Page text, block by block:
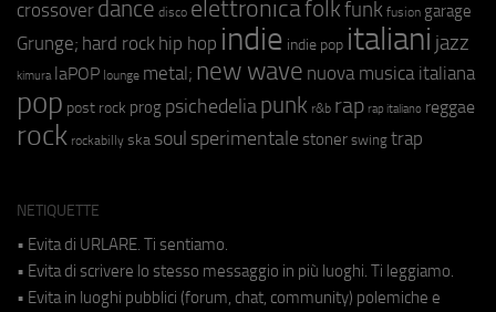
crossover dance disco elettronicafolkfunk fusion garage
Grunge; hard rock hip hop indie indie pop italiani jazz
kimura laPOP lounge metal; new wave nuova musica italiana
pop post rock prog psichedeliapunk r&b rap rap italiano reggae
rock rockabilly ska soul sperimentale stoner swing trap
NETIQUETTE
• Evita di URLARE. Ti sentiamo.
• Evita di scrivere lo stesso messaggio in più luoghi. Ti leggiamo.
• Evita in luoghi pubblici (forum, chat, community) polemiche e